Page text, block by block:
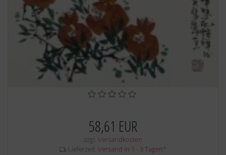
58,61 EUR
zzgl. Versandkosten
Lieferzeit: Versand in 1 - 3 Tagen *